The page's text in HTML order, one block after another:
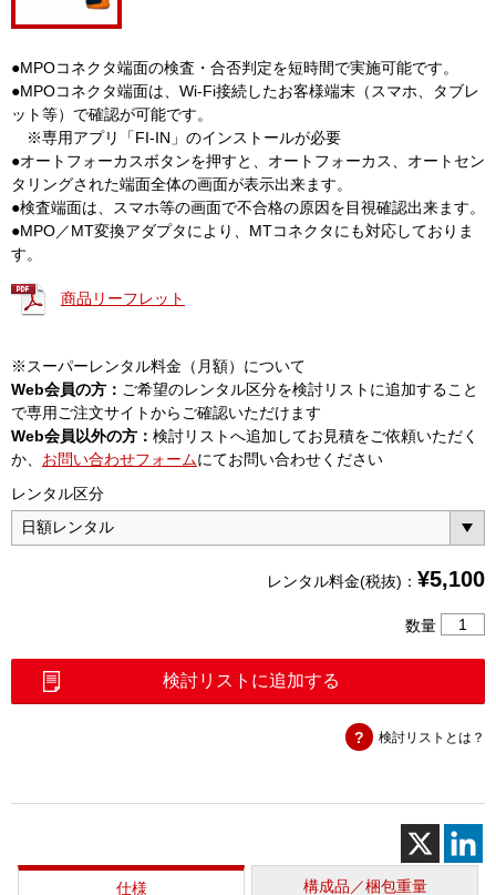
●MPOコネクタ端面の検査・合否判定を短時間で実施可能です。
●MPOコネクタ端面は、Wi-Fi接続したお客様端末（スマホ、タブレ
ット等）で確認が可能です。
※専用アプリ「FI-IN」のインストールが必要
●オートフォーカスボタンを押すと、オートフォーカス、オートセン
タリングされた端面全体の画面が表示出来ます。
●検査端面は、スマホ等の画面で不合格の原因を目視確認出来ます。
●MPO／MT変換アダプタにより、MTコネクタにも対応しておりま
す。
商品リーフレット
※スーパーレンタル料金（月額）について
Web会員の方： ご希望のレンタル区分を検討リストに追加すること
で専用ご注文サイトからご確認いただけます
Web会員以外の方： 検討リストへ追加してお見積をご依頼いただく
か、 お問い合わせフォームにてお問い合わせください
レンタル区分
レンタル料金(税抜)： ¥5,100
数量
MPO
装
3000）
個
検討リストに追加する
検討リストとは？
仕様 構成品／梱包重量